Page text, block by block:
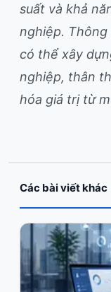
suất và khả
nghiệp. Thông
có thể xây
nghiệp, thân
hóa giá trị từ
Các bài viết khác